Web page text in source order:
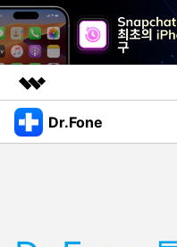
주요 제품Dr.Fone
Dr.Fone Basic